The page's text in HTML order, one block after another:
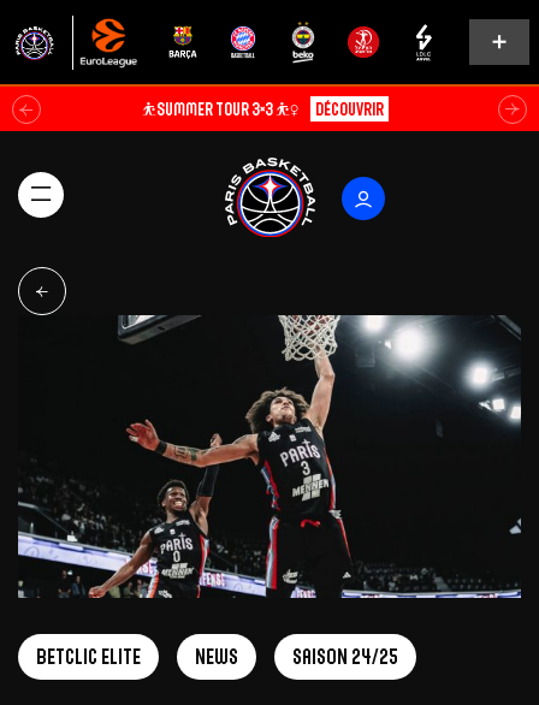
⛹️SUMMER TOUR 3×3 ⛹️‍♀️ Découvrir
Betclic Elite News Saison 24/25